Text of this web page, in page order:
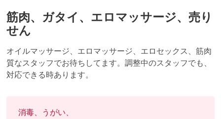
筋肉、ガタイ、エロマッサージ、売り
せん
オイルマッサージ、エロマッサージ、エロセックス、筋肉
質なスタッフでお待ちしてます。調整中のスタッフでも、
対応できる時あります。
消毒、うがい、